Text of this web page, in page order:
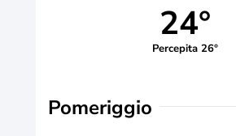
24°
Percepita 26°
Pomeriggio